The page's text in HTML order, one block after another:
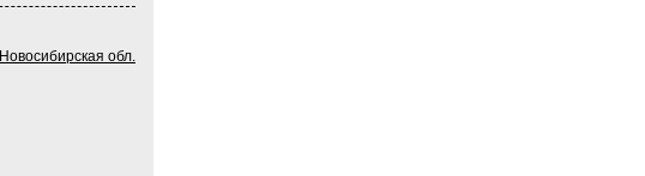
Новосибирская обл.